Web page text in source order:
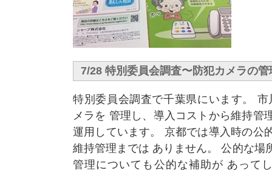
7/28 特別委員会調査〜防犯カメラの
特別委員会調査で千葉県にいます。
メラを 管理し、導入コストから維持管
運用しています。 京都では導入時の公
維持管理までは ありません。 公的な場
管理についても公的な補助が あって